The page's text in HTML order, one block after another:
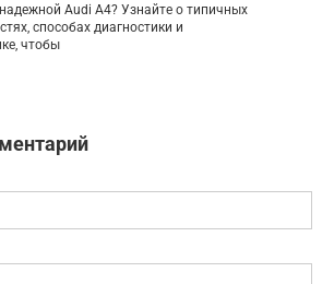
Audi A4? Узнайте о типичных
способах диагностики и
чтобы